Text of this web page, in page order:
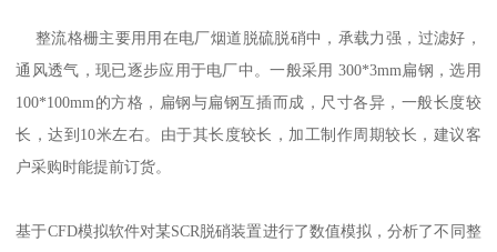
整流格栅主要用用在电厂烟道脱硫脱硝中，承载力强，过滤好，
通风透气，现已逐步应用于电厂中。一般采用 300*3mm扁钢，选用
100*100mm的方格，扁钢与扁钢互插而成，尺寸各异，一般长度较
长，达到10米左右。由于其长度较长，加工制作周期较长，建议客
户采购时能提前订货。
基于CFD模拟软件对某SCR脱硝装置进行了数值模拟，分析了不同整